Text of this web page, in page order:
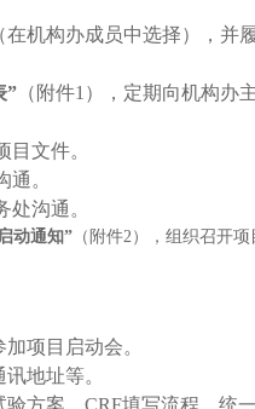
机构办成员中选择），并
” （附件1 ），定期向机构办
文件。
。
沟通。
动通知” （附件2），组织召开项
项目启动会。
地址等。
方案、 CRF填写流程、统